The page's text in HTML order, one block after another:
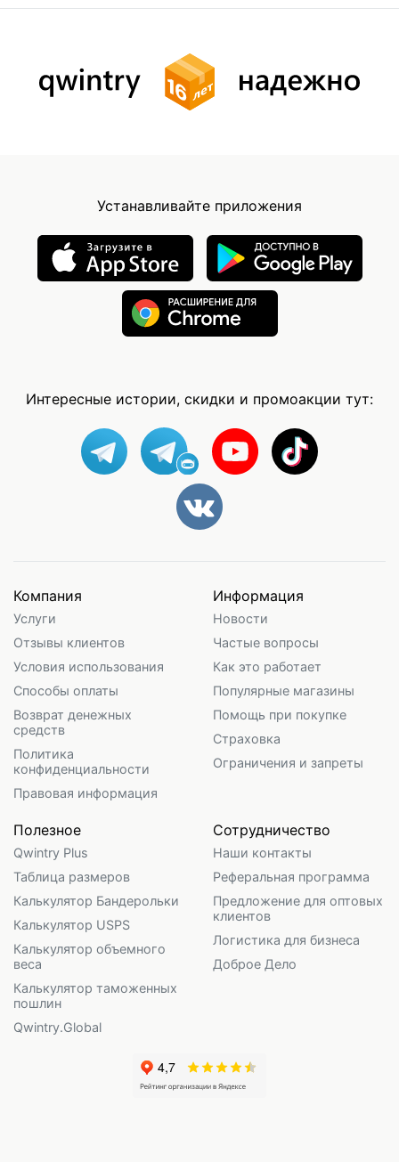
Устанавливайте приложения
Интересные истории, скидки и промоакции тут:
Компания
Услуги
Отзывы клиентов
Условия использования
Способы оплаты
Возврат денежных
средств
Политика
конфиденциальности
Правовая информация
Информация
Новости
Частые вопросы
Как это работает
Популярные магазины
Помощь при покупке
Страховка
Ограничения и запреты
Полезное
Qwintry Plus
Таблица размеров
Калькулятор Бандерольки
Калькулятор USPS
Калькулятор объемного
веса
Калькулятор таможенных
пошлин
Qwintry.Global
Сотрудничество
Наши контакты
Реферальная программа
Предложение для оптовых
клиентов
Логистика для бизнеса
Доброе Дело